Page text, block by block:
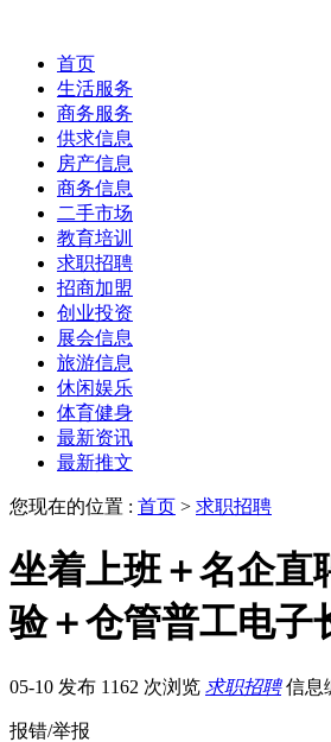
首页
生活服务
商务服务
供求信息
房产信息
商务信息
二手市场
教育培训
求职招聘
招商加盟
创业投资
展会信息
旅游信息
休闲娱乐
体育健身
最新资讯
最新推文
您现在的位置 : 首页 > 求职招聘
坐着上班＋名企直
验＋仓管普工电子
05-10 发布 1162 次浏览 求职招聘 信息
报错/举报